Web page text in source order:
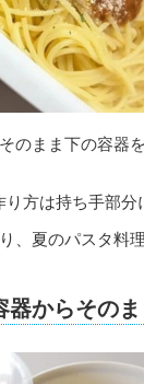
のまま下の容器
方は持ち手部分
、夏のパスタ料
からその